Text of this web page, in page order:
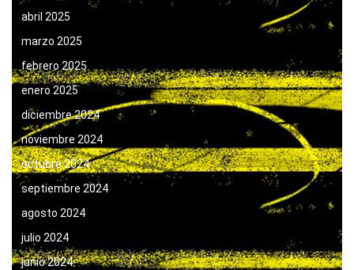
abril 2025
marzo 2025
febrero 2025
enero 2025
diciembre 2024
noviembre 2024
octubre 2024
septiembre 2024
agosto 2024
julio 2024
junio 2024